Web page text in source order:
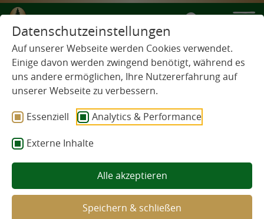
Datenschutzeinstellungen
Auf unserer Webseite werden Cookies verwendet.
Einige davon werden zwingend benötigt, während es
uns andere ermöglichen, Ihre Nutzererfahrung auf
unserer Webseite zu verbessern.
Essenziell
Analytics & Performance
Externe Inhalte
Alle akzeptieren
Speichern & schließen
INTERNATIONAL
TASTE &
QUALITY
AWARD